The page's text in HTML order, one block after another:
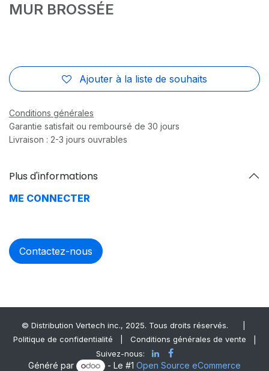
MUR BROSSÉE
Ajouter à la liste de souhaits
Conditions générales
Garantie satisfait ou remboursé de 30 jours
Livraison : 2-3 jours ouvrables
Plus d'informations
ME CONNECTER
Contactez-nous
© Distrib​ution Vertech ​inc., 2025. Tous droits réservés.
Politique de confidentialité
Conditions générales de vente
Suivez-nous:
Généré par - Le #1Open Source eCommerce